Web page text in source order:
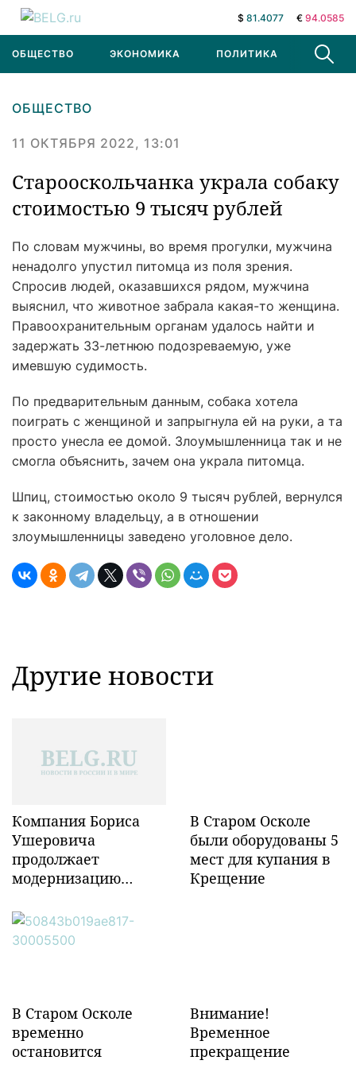
$ 81.4077 € 94.0585
ОБЩЕСТВО ЭКОНОМИКА ПОЛИТИКА В МИРЕ
ОБЩЕСТВО
11 ОКТЯБРЯ 2022, 13:01
Старооскольчанка украла собаку
стоимостью 9 тысяч рублей
По словам мужчины, во время прогулки, мужчина
ненадолго упустил питомца из поля зрения.
Спросив людей, оказавшихся рядом, мужчина
выяснил, что животное забрала какая-то женщина.
Правоохранительным органам удалось найти и
задержать 33-летнюю подозреваемую, уже
имевшую судимость.
По предварительным данным, собака хотела
поиграть с женщиной и запрыгнула ей на руки, а та
просто унесла ее домой. Злоумышленница так и не
смогла объяснить, зачем она украла питомца.
Шпиц, стоимостью около 9 тысяч рублей, вернулся
к законному владельцу, а в отношении
злоумышленницы заведено уголовное дело.
Другие новости
Компания Бориса
Ушеровича
продолжает
модернизацию
инфраструктуры в
Забайкалье
В Старом Осколе
были оборудованы 5
мест для купания в
Крещение
В Старом Осколе
временно
остановится
Внимание!
Временное
прекращение